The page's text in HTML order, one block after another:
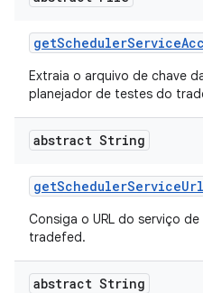
getSchedulerService
Extraia o arquivo de chave
planejador de testes do
abstract String
getSchedulerServiceUrl
Consiga o URL do serviço
tradefed.
abstract String